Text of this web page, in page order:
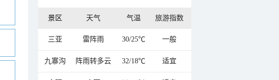
景区 天气 气温 旅游指数
三亚 雷阵雨 30/25℃ 一般
九寨沟 阵雨转多云 32/18℃ 适宜